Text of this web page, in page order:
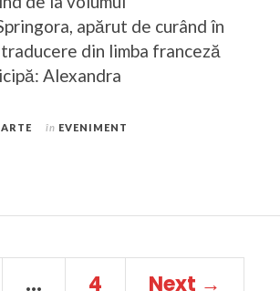
apărut de curând în
din limba franceză
Alexandra
în EVENIMENT
… 4 Next →